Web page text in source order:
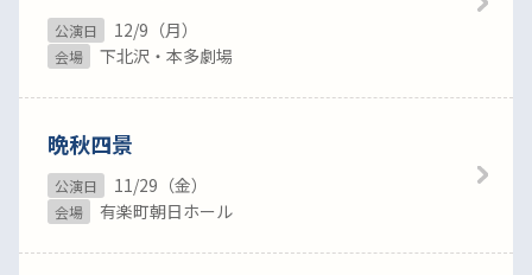
公演日 12/9（月）
会場 下北沢・本多劇場
晩秋四景
公演日 11/29（金）
会場 有楽町朝日ホール